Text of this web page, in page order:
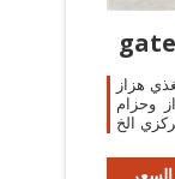
gate
هزاز
وحزام